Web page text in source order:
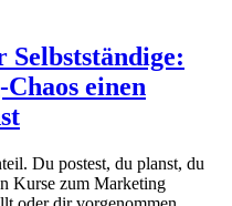
einen
Du postest, du planst, du
Kurse zum Marketing